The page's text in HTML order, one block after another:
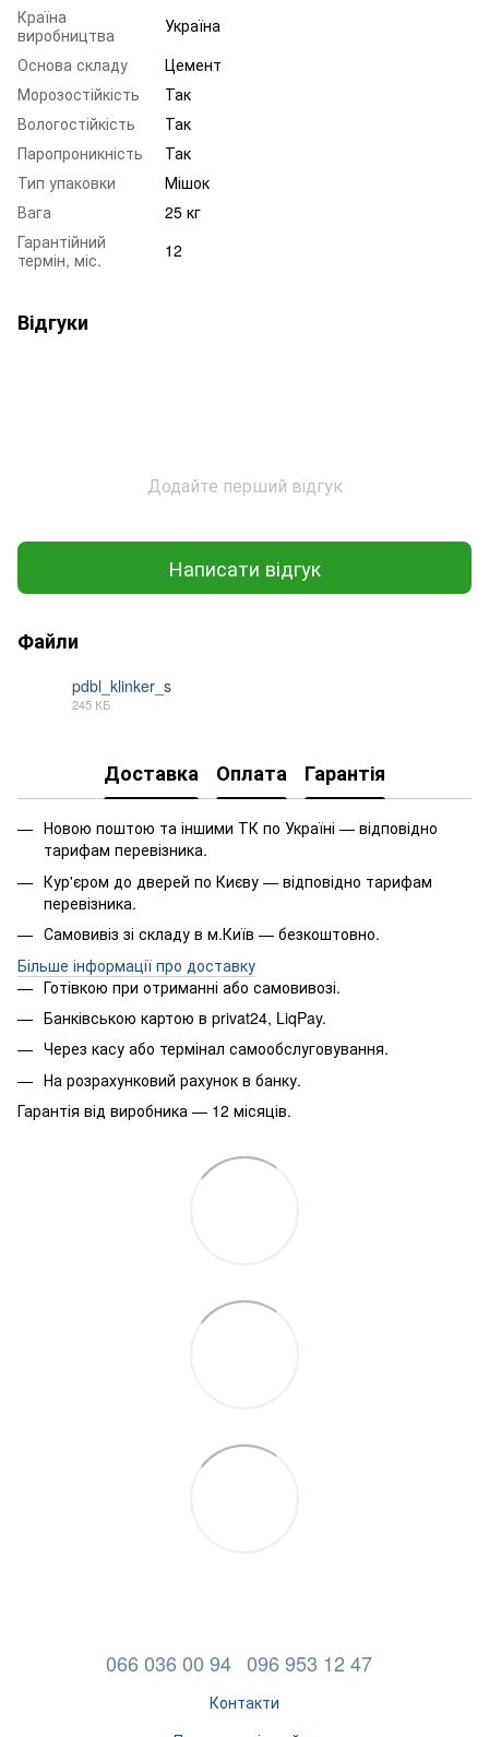
Країна
виробництва
Україна
Основа складу
Цемент
Морозостійкість
Так
Вологостійкість
Так
Паропроникність
Так
Тип упаковки
Мішок
Вага
25 кг
Гарантійний
термін, міс.
12
Відгуки
Додайте перший відгук
Написати відгук
Файли
pdbl_klinker_s
245 КБ
Доставка Оплата Гарантія
Новою поштою та іншими ТК по Україні — відповідно
тарифам перевізника.
Кур'єром до дверей по Києву — відповідно тарифам
перевізника.
Самовивіз зі складу в м.Київ — безкоштовно.
Більше інформації про доставку
Готівкою при отриманні або самовивозі.
Банківською картою в privat24, LiqPay.
Через касу або термінал самообслуговування.
На розрахунковий рахунок в банку.
Гарантія від виробника — 12 місяців.
066 036 00 94 096 953 12 47
Контакти